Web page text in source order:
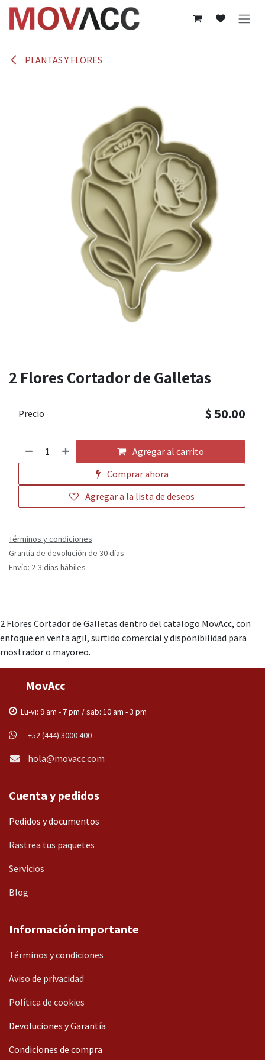
Ir al contenido
PLANTAS Y FLORES
2 Flores Cortador de Galletas
Agregar al carrito
Comprar ahora
Agregar a la lista de deseos
Precio $ 50.00
Términos y condiciones
Grantía de devolución de 30 días
Envío: 2-3 días hábiles
2 Flores Cortador de Galletas dentro del catalogo MovAcc, con
enfoque en venta agil, surtido comercial y disponibilidad para
mostrador o mayoreo.
MovAcc
Lu-vi: 9 am - 7 pm / sab: 10 am - 3 pm
+52 (444) 3000 400
hola@movacc.com
Cuenta y pedidos
Pedidos y documentos
Rastrea tus paquetes
Servicios
Blog
Información importante
Términos y condiciones
Aviso de privacidad
Política de cookies
Devoluciones y Garantía
Condiciones de compra